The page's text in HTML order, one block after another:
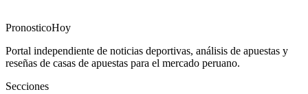
PronosticoHoy
Portal independiente de noticias deportivas, análisis de apuestas y
reseñas de casas de apuestas para el mercado peruano.
Secciones